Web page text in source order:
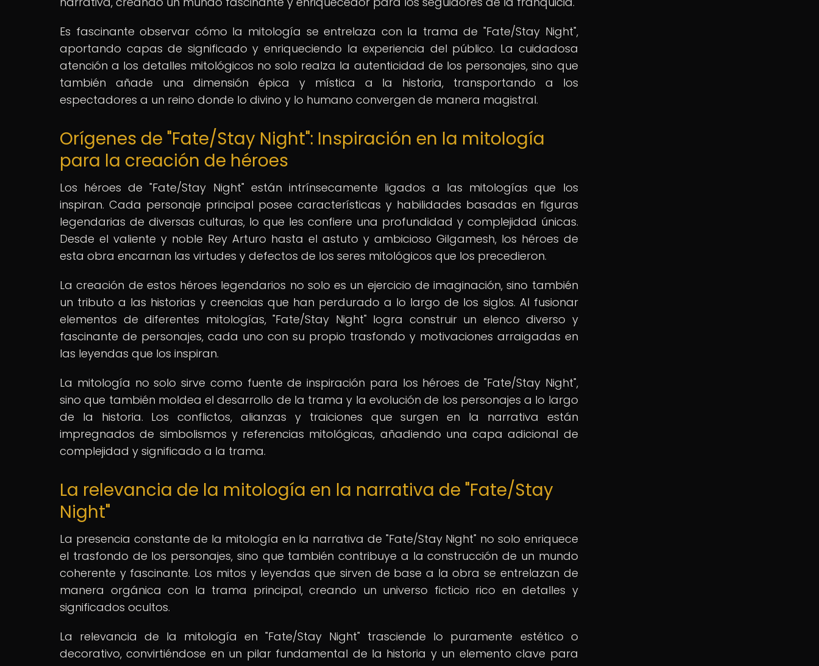
Es fascinante observar cómo la mitología se entrelaza con la trama de "Fate/Stay Night",
aportando capas de significado y enriqueciendo la experiencia del público. La cuidadosa
atención a los detalles mitológicos no solo realza la autenticidad de los personajes, sino que
también añade una dimensión épica y mística a la historia, transportando a los
espectadores a un reino donde lo divino y lo humano convergen de manera magistral.
Orígenes de "Fate/Stay Night": Inspiración en la mitología
para la creación de héroes
Los héroes de "Fate/Stay Night" están intrínsecamente ligados a las mitologías que los
inspiran. Cada personaje principal posee características y habilidades basadas en figuras
legendarias de diversas culturas, lo que les confiere una profundidad y complejidad únicas.
Desde el valiente y noble Rey Arturo hasta el astuto y ambicioso Gilgamesh, los héroes de
esta obra encarnan las virtudes y defectos de los seres mitológicos que los precedieron.
La creación de estos héroes legendarios no solo es un ejercicio de imaginación, sino también
un tributo a las historias y creencias que han perdurado a lo largo de los siglos. Al fusionar
elementos de diferentes mitologías, "Fate/Stay Night" logra construir un elenco diverso y
fascinante de personajes, cada uno con su propio trasfondo y motivaciones arraigadas en
las leyendas que los inspiran.
La mitología no solo sirve como fuente de inspiración para los héroes de "Fate/Stay Night",
sino que también moldea el desarrollo de la trama y la evolución de los personajes a lo largo
de la historia. Los conflictos, alianzas y traiciones que surgen en la narrativa están
impregnados de simbolismos y referencias mitológicas, añadiendo una capa adicional de
complejidad y significado a la trama.
La relevancia de la mitología en la narrativa de "Fate/Stay
Night"
La presencia constante de la mitología en la narrativa de "Fate/Stay Night" no solo enriquece
el trasfondo de los personajes, sino que también contribuye a la construcción de un mundo
coherente y fascinante. Los mitos y leyendas que sirven de base a la obra se entrelazan de
manera orgánica con la trama principal, creando un universo ficticio rico en detalles y
significados ocultos.
La relevancia de la mitología en "Fate/Stay Night" trasciende lo puramente estético o
decorativo, convirtiéndose en un pilar fundamental de la historia y un elemento clave para